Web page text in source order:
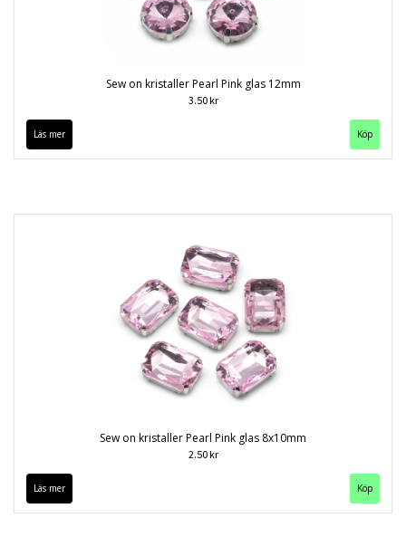
Sew on kristaller Pearl Pink glas 12mm
3.50 kr
Läs mer Köp
Sew on kristaller Pearl Pink glas 8x10mm
2.50 kr
Läs mer Köp